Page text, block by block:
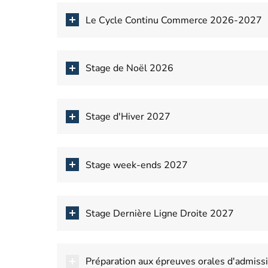
Le Cycle Continu Commerce 2026-2027
Stage de Noël 2026
Stage d'Hiver 2027
Stage week-ends 2027
Stage Dernière Ligne Droite 2027
Préparation aux épreuves orales